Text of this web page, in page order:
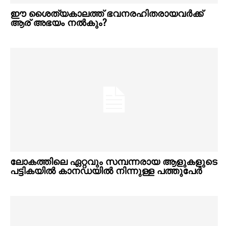
ഈ ശൈത്യകാലത്ത് ഭവനരഹിതരായവർക്ക്
ആര് അഭയം നൽകും?
ലോകത്തിലെ ഏറ്റവും സമ്പന്നരായ ആളുകളുടെ
പട്ടികയിൽ കാനഡയിൽ നിന്നുള്ള പത്തുപേർ